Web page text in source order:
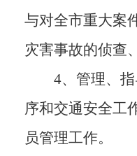
与对全市重大案
灾害事故的侦查
4、管理、指
序和交通安全工
员管理工作。